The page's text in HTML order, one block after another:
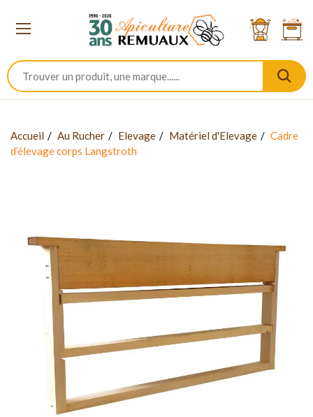
Accueil Au Rucher Elevage Matériel d'Elevage
Cadre
d’élevage corps Langstroth